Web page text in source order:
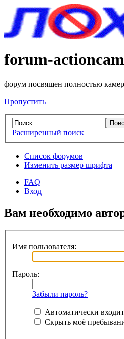
forum-
форум посвящен полностью
Пропустить
Расширенный поиск
Список форумов
Изменить размер шрифта
FAQ
Вход
Вам необходимо
Имя пользователя:
Пароль:
Забыли пароль?
Автоматически
Скрыть моё